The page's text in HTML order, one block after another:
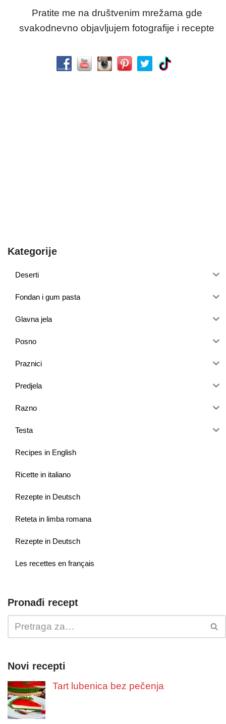
Pratite me na društvenim mrežama gde
svakodnevno objavljujem fotografije i recepte
Kategorije
Deserti
Fondan i gum pasta
Glavna jela
Posno
Praznici
Predjela
Razno
Testa
Recipes in English
Ricette in italiano
Rezepte in Deutsch
Reteta in limba romana
Rezepte in Deutsch
Les recettes en français
Pronađi recept
Novi recepti
Tart lubenica bez pečenja